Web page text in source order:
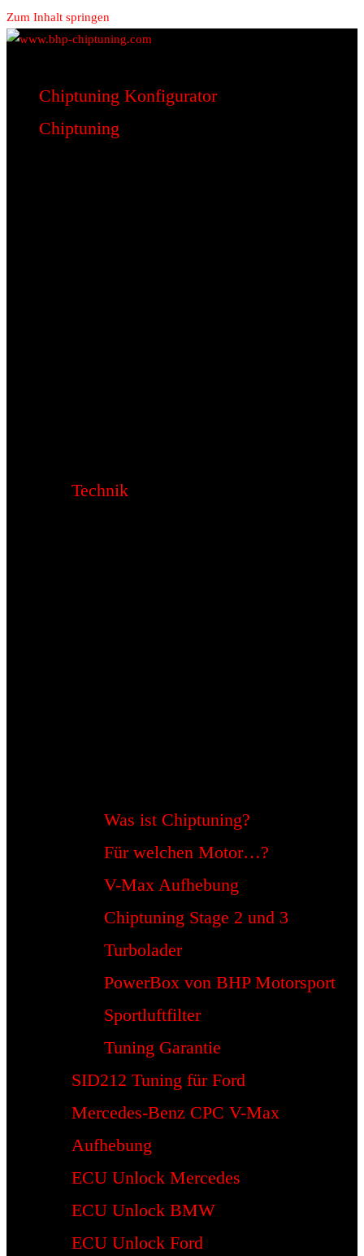
Zum Inhalt springen
www.bhp-chiptuning.com
BHP Motorsport
Chiptuning Konfigurator
Chiptuning
Technik
Was ist Chiptuning?
Für welchen Motor…?
V-Max Aufhebung
Chiptuning Stage 2 und 3
Turbolader
PowerBox von BHP Motorsport
Sportluftfilter
Tuning Garantie
SID212 Tuning für Ford
Mercedes-Benz CPC V-Max
Aufhebung
ECU Unlock Mercedes
ECU Unlock BMW
ECU Unlock Ford